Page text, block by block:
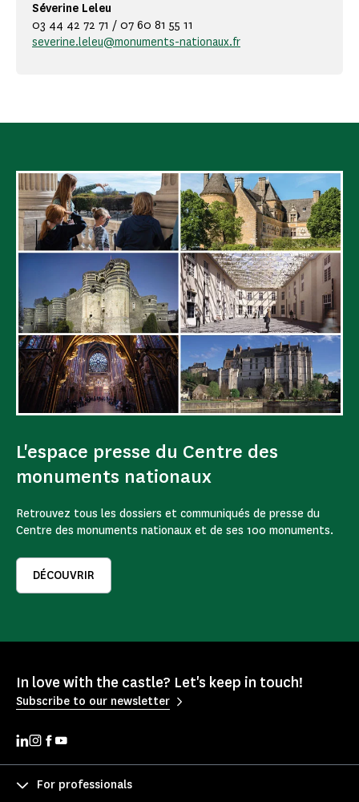
Séverine Leleu
03 44 42 72 71 / 07 60 81 55 11
severine.leleu@monuments-nationaux.fr
L'espace presse du Centre des
monuments nationaux
Retrouvez tous les dossiers et communiqués de presse du
Centre des monuments nationaux et de ses 100 monuments.
DÉCOUVRIR
In love with the castle? Let's keep in touch!
Subscribe to our newsletter
For professionals